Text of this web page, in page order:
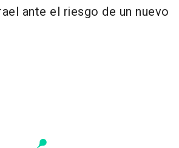
ante el riesgo de un nuevo